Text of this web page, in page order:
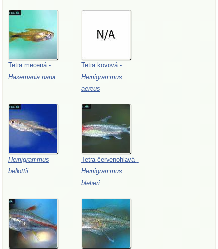
Tetra medená -
Hasemania nana
Tetra kovová -
Hemigrammus
aereus
Hemigrammus
bellottii
Tetra červenohlavá -
Hemigrammus
bleheri